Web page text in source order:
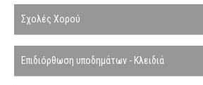
Σχολές Χορού
Επιδιόρθωση υποδημάτων - Κλειδιά